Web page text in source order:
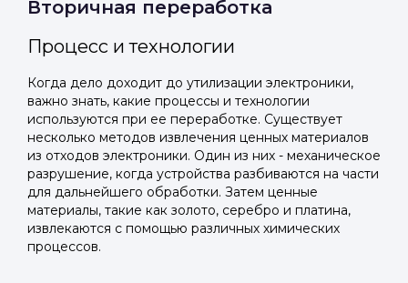
Вторичная переработка
Процесс и технологии
Когда дело доходит до утилизации электроники,
важно знать, какие процессы и технологии
используются при ее переработке. Существует
несколько методов извлечения ценных материалов
из отходов электроники. Один из них - механическое
разрушение, когда устройства разбиваются на части
для дальнейшего обработки. Затем ценные
материалы, такие как золото, серебро и платина,
извлекаются с помощью различных химических
процессов.